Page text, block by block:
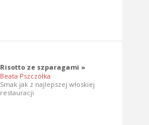
Risotto ze szparagami »
Beata Pszczółka
Smak jak z najlepszej włoskiej
restauracji